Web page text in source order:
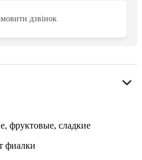
дзвінок
фруктовые, сладкие
фиалки